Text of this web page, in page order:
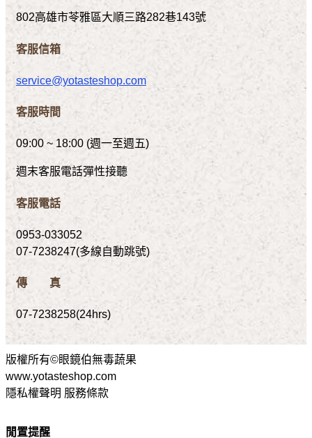
802高雄市苓雅區大順三路282巷143號
客服信箱
service@yotasteshop.com
客服時間
09:00 ~ 18:00 (週一至週五)
週末客服電話彈性接聽
客服電話
0953-033052
07-7238247(多線自動跳號)
傳 真
07-7238258(24hrs)
版權所有©眼鏡伯無毒蔬果
www.yotasteshop.com
隱私權聲明 服務條款
閒置提醒